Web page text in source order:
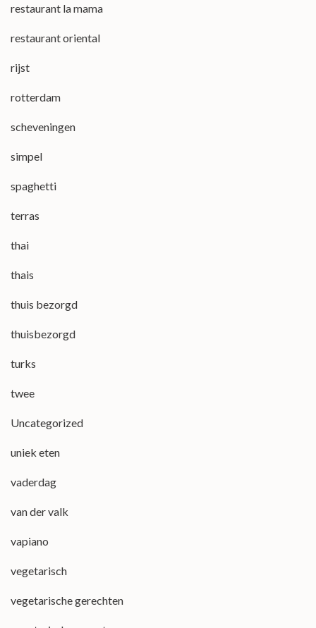
restaurant la mama
restaurant oriental
rijst
rotterdam
scheveningen
simpel
spaghetti
terras
thai
thais
thuis bezorgd
thuisbezorgd
turks
twee
Uncategorized
uniek eten
vaderdag
van der valk
vapiano
vegetarisch
vegetarische gerechten